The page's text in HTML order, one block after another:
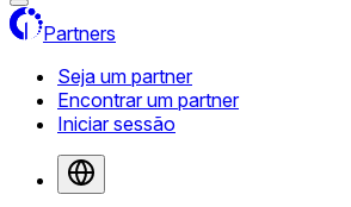
Partners
Seja um partner
Encontrar um partner
Iniciar sessão